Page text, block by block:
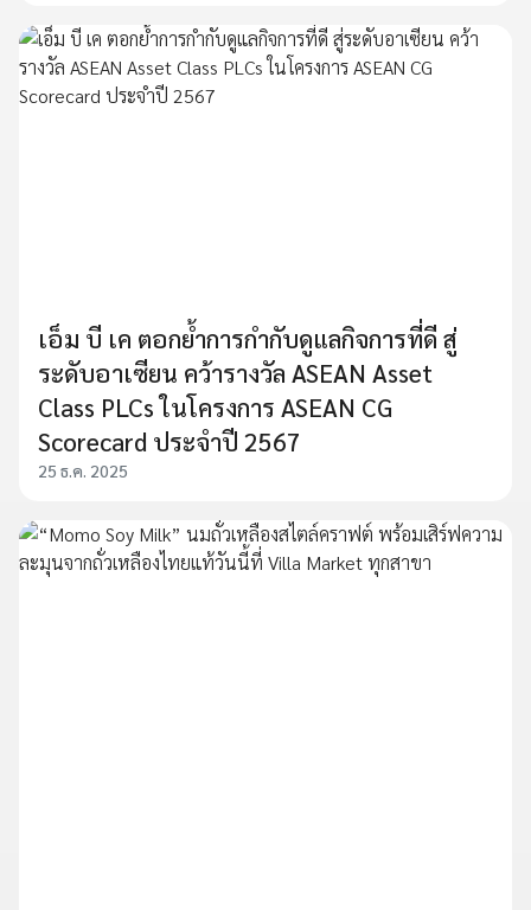
เอ็ม บี เค ตอกย้ำการกำกับดูแลกิจการที่ดี สู่
ระดับอาเซียน คว้ารางวัล ASEAN Asset
Class PLCs ในโครงการ ASEAN CG
Scorecard ประจำปี 2567
25 ธ.ค. 2025